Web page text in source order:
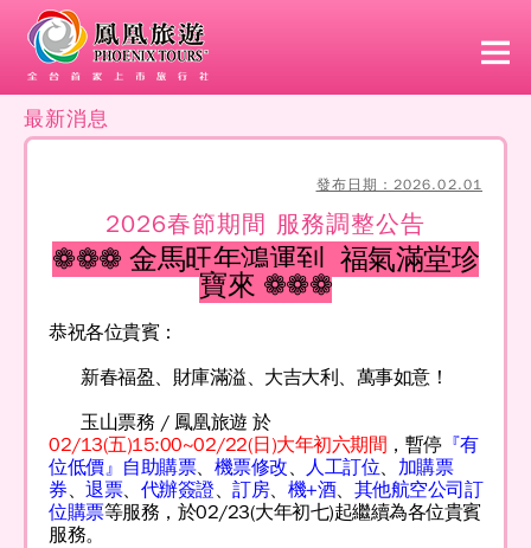
最新消息
發布日期：2026.02.01
2026春節期間 服務調整公告
❁❁❁ 金馬旺年鴻運到 福氣滿堂珍
寶來 ❁❁❁
恭祝各位貴賓：
新春福盈、財庫滿溢、大吉大利、萬事如意！
玉山票務 / 鳳凰旅遊 於
02/13(五)15:00~02/22(日)大年初六期間 ，暫停『有
位低價』自助購票、 機票修改、 人工訂位、 加購票
券、 退票、 代辦簽證、 訂房、 機+酒、 其他航空公司訂
位購票等服務，於02/23(大年初七)起繼續為各位貴賓
服務。